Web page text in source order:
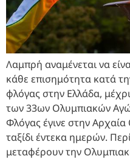
Λαμπρή αναμένεται να
κάθε επισημότητα κατά
φλόγας στην Ελλάδα,
των 33ων Ολυμπιακών
Φλόγας έγινε στην Αρχαία
ταξίδι έντεκα ημερών.
μεταφέρουν την